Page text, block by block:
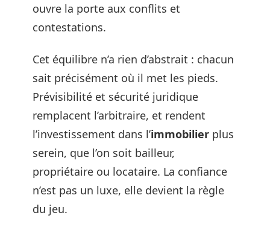
ouvre la porte aux conflits et
contestations.
Cet équilibre n’a rien d’abstrait : chacun
sait précisément où il met les pieds.
Prévisibilité et sécurité juridique
remplacent l’arbitraire, et rendent
l’investissement dans l’immobilier plus
serein, que l’on soit bailleur,
propriétaire ou locataire. La confiance
n’est pas un luxe, elle devient la règle
du jeu.